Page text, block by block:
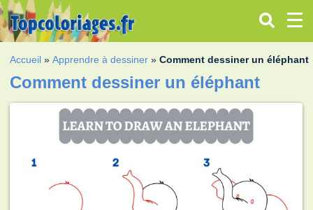
Accueil »Apprendre à dessiner »Comment dessiner un éléphant
Comment dessiner un éléphant